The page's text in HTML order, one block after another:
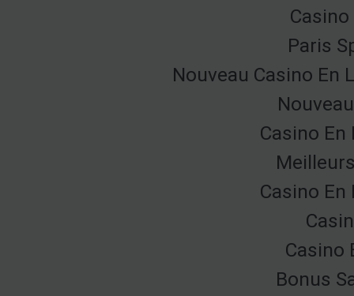
Paris
Nouveau Casino En
Casino En
Casino En
Casino
Bonus